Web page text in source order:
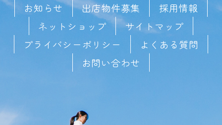
お知らせ 出店物件募集
採用情報
ネットショップ
サイトマップ
プライバシーポリシー
よくある質問
お問い合わせ